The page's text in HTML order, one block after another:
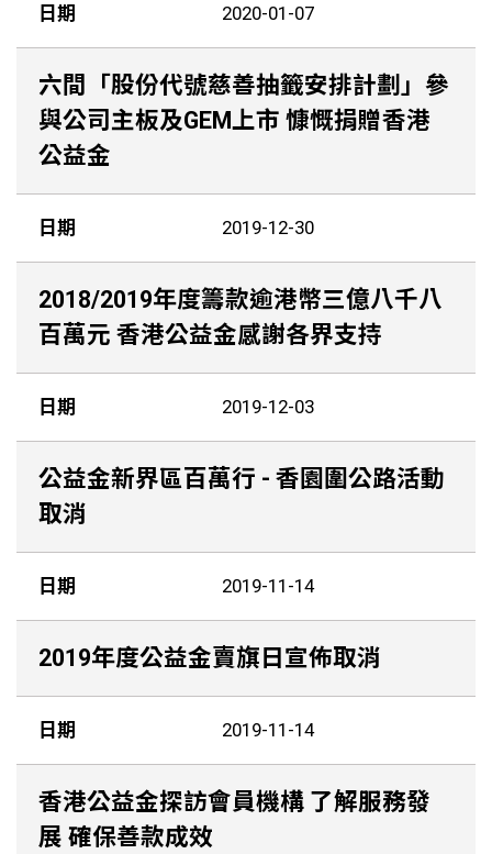
日期 2020-01-07
六間「股份代號慈善抽籤安排計劃」參
與公司主板及GEM上市 慷慨捐贈香港
公益金
日期 2019-12-30
2018/2019年度籌款逾港幣三億八千八
百萬元 香港公益金感謝各界支持
日期 2019-12-03
公益金新界區百萬行 - 香園圍公路活動
取消
日期 2019-11-14
2019年度公益金賣旗日宣佈取消
日期 2019-11-14
香港公益金探訪會員機構 了解服務發
展 確保善款成效